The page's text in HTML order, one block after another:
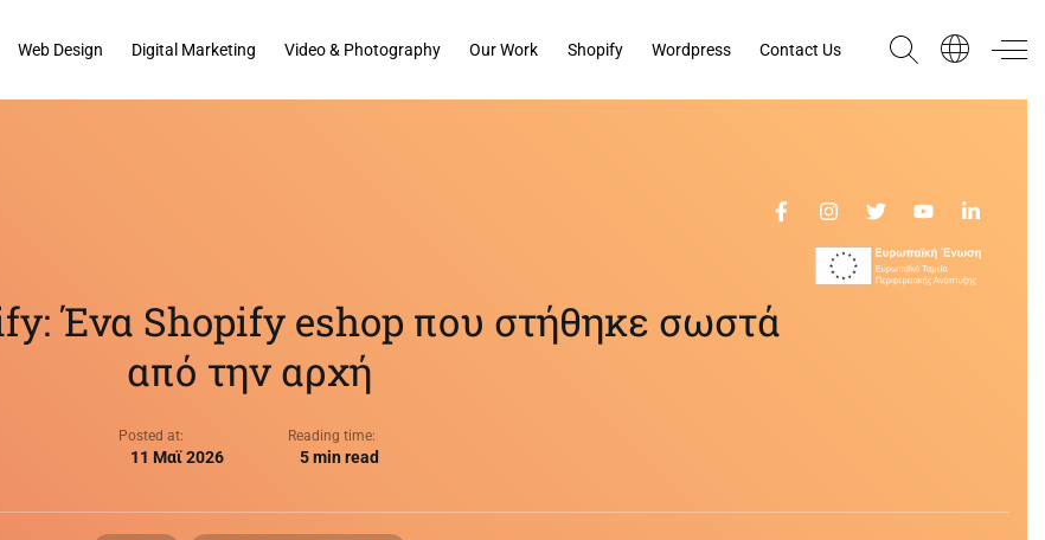
Web Design
Digital Marketing Video & Photography Our Work Shopify Wordpress Contact Us
Ένα Shopify eshop που στήθηκε σωστά
από την αρχή
Posted at:
11 Μαϊ 2026
Reading time:
5 min read